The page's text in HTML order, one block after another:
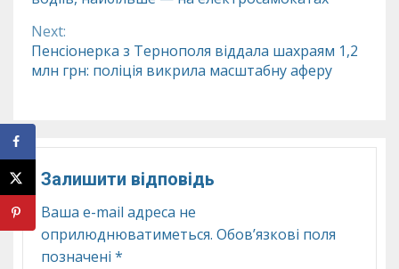
Reading
Next:
Пенсіонерка з Тернополя віддала шахраям 1,2
млн грн: поліція викрила масштабну аферу
Залишити відповідь
Ваша e-mail адреса не
оприлюднюватиметься. Обов’язкові поля
позначені *